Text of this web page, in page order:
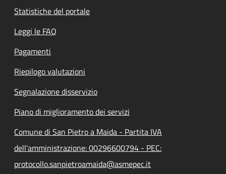
Statistiche del portale
Leggi le FAQ
Pagamenti
Riepilogo valutazioni
Segnalazione disservizio
Piano di miglioramento dei servizi
Comune di San Pietro a Maida - Partita IVA
dell'amministrazione: 00296600794 - PEC:
protocollo.sanpietroamaida@asmepec.it